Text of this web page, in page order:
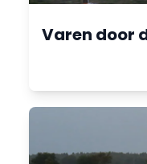
Varen door